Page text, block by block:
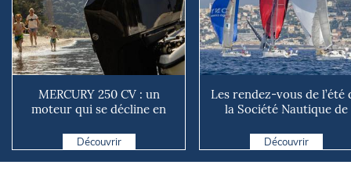
MERCURY 250 CV : un
moteur qui se décline en
Découvrir
Les rendez-vous de l’été
la Société Nautique de
Découvrir